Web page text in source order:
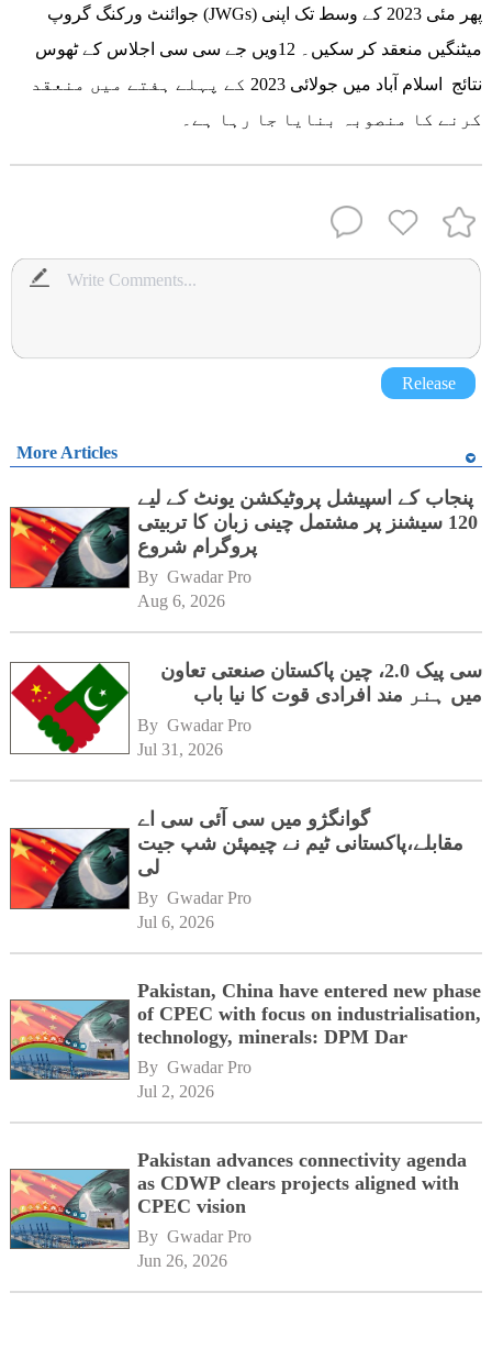
جوائنٹ ورکنگ گروپ (JWGs) پھر مئی 2023 کے وسط تک اپنی
میٹنگیں منعقد کر سکیں۔ 12ویں جے سی سی اجلاس کے ٹھوس
نتائج اسلام آباد میں جولائی 2023 کے پہلے ہفتے میں منعقد
کرنے کا منصوبہ بنایا جا رہا ہے۔
Release
More Articles
پنجاب کے اسپیشل پروٹیکشن یونٹ کے لیے
120 سیشنز پر مشتمل چینی زبان کا تربیتی
پروگرام شروع
By Gwadar Pro
Aug 6, 2026
سی پیک 2.0، چین پاکستان صنعتی تعاون
میں ہنر مند افرادی قوت کا نیا باب
By Gwadar Pro
Jul 31, 2026
گوانگژو میں سی آئی سی اے
مقابلے،پاکستانی ٹیم نے چیمپئن شپ جیت
لی
By Gwadar Pro
Jul 6, 2026
Pakistan, China have entered new phase
of CPEC with focus on industrialisation,
technology, minerals: DPM Dar
By Gwadar Pro
Jul 2, 2026
Pakistan advances connectivity agenda
as CDWP clears projects aligned with
CPEC vision
By Gwadar Pro
Jun 26, 2026